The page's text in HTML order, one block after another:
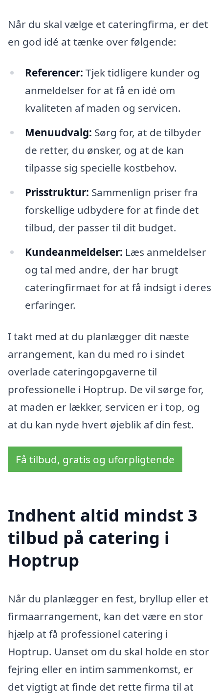
Når du skal vælge et cateringfirma, er det
en god idé at tænke over følgende:
Referencer: Tjek tidligere kunder og
anmeldelser for at få en idé om
kvaliteten af maden og servicen.
Menuudvalg: Sørg for, at de tilbyder
de retter, du ønsker, og at de kan
tilpasse sig specielle kostbehov.
Prisstruktur: Sammenlign priser fra
forskellige udbydere for at finde det
tilbud, der passer til dit budget.
Kundeanmeldelser: Læs anmeldelser
og tal med andre, der har brugt
cateringfirmaet for at få indsigt i deres
erfaringer.
I takt med at du planlægger dit næste
arrangement, kan du med ro i sindet
overlade cateringopgaverne til
professionelle i Hoptrup. De vil sørge for,
at maden er lækker, servicen er i top, og
at du kan nyde hvert øjeblik af din fest.
Få tilbud, gratis og uforpligtende
Indhent altid mindst 3
tilbud på catering i
Hoptrup
Når du planlægger en fest, bryllup eller et
firmaarrangement, kan det være en stor
hjælp at få professionel catering i
Hoptrup. Uanset om du skal holde en stor
fejring eller en intim sammenkomst, er
det vigtigt at finde det rette firma til at